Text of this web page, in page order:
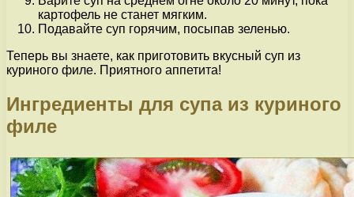
картофель не станет мягким.
Подавайте суп горячим, посыпав зеленью.
Теперь вы знаете, как приготовить вкусный суп из
куриного филе. Приятного аппетита!
Ингредиенты для супа из куриного
филе